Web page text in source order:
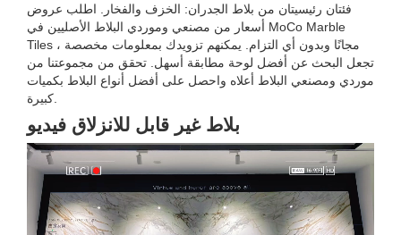
فئتان رئيسيتان من بلاط الجدران: الخزف والفخار. اطلب عروض
أسعار من مصنعي وموردي البلاط الأصليين في MoCo Marble
Tiles ، مجانًا وبدون أي التزام. يمكنهم تزويدك بمعلومات مخصصة
تجعل البحث عن أفضل لوحة مطابقة أسهل. تحقق من مجموعتنا من
موردي ومصنعي البلاط أعلاه واحصل على أفضل أنواع البلاط بكميات
كبيرة.
بلاط غير قابل للانزلاق فيديو